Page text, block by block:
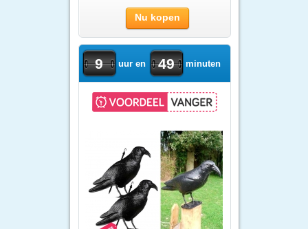
Nu kopen
9 uur en 49 minuten